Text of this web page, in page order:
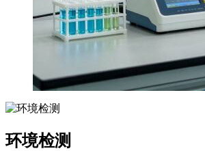
环境检测